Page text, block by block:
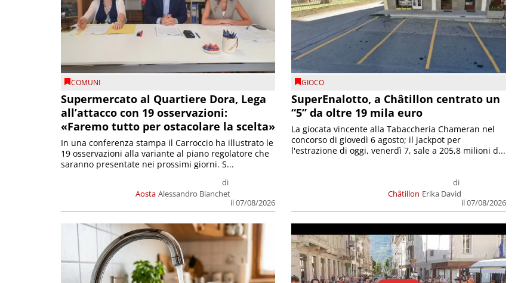
COMUNI
Supermercato al Quartiere Dora, Lega
all’attacco con 19 osservazioni:
«Faremo tutto per ostacolare la scelta»
Aosta
di
Alessandro Bianchet
il 07/08/2026
In una conferenza stampa il Carroccio ha illustrato le
19 osservazioni alla variante al piano regolatore che
saranno presentate nei prossimi giorni. S...
GIOCO
SuperEnalotto, a Châtillon centrato un
“5” da oltre 19 mila euro
Châtillon
di
Erika David
il 07/08/2026
La giocata vincente alla Tabaccheria Chameran nel
concorso di giovedì 6 agosto; il jackpot per
l'estrazione di oggi, venerdì 7, sale a 205,8 milioni d...